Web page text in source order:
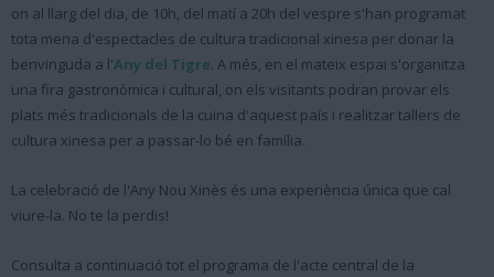
on al llarg del dia, de 10h, del matí a 20h del vespre s'han programat
tota mena d'espectacles de cultura tradicional xinesa per donar la
benvinguda a l'Any del Tigre. A més, en el mateix espai s'organitza
una fira gastronòmica i cultural, on els visitants podran provar els
plats més tradicionals de la cuina d'aquest país i realitzar tallers de
cultura xinesa per a passar-lo bé en família.
La celebració de l'Any Nou Xinès és una experiència única que cal
viure-la. No te la perdis!
Consulta a continuació tot el programa de l'acte central de la